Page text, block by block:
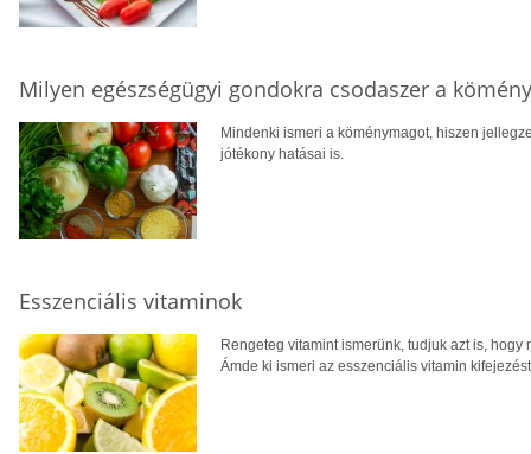
Milyen egészségügyi gondokra csodaszer a
Mindenki ismeri a köménymagot, hiszen
jótékony hatásai is.
Esszenciális vitaminok
Rengeteg vitamint ismerünk, tudjuk azt is,
Ámde ki ismeri az esszenciális vitamin